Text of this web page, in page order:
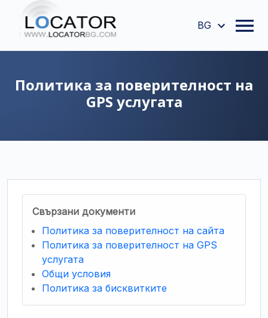
BG
Политика за поверителност на
GPS услугата
Свързани документи
Политика за поверителност на сайта
Политика за поверителност на GPS
услугата
Общи условия
Политика за бисквитките